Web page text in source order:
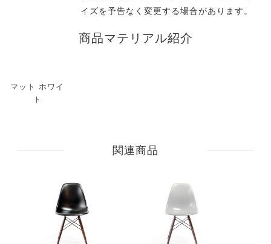
イズを予告なく変更する場合があります。
商品マテリアル紹介
マット ホワイ
ト
関連商品